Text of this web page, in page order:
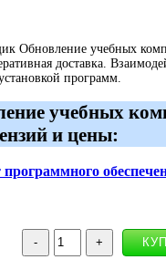
Обновление учебных
доставка.
программ.
учебных
и цены: